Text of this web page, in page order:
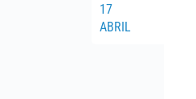
17
ABRIL